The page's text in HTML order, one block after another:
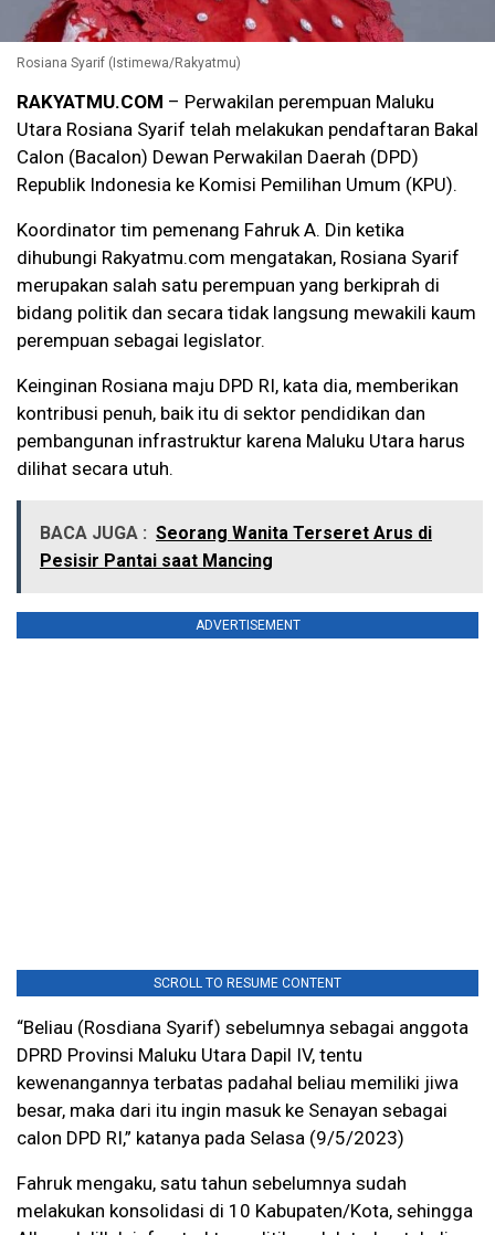
Rosiana Syarif (Istimewa/Rakyatmu)
RAKYATMU.COM – Perwakilan perempuan Maluku
Utara Rosiana Syarif telah melakukan pendaftaran Bakal
Calon (Bacalon) Dewan Perwakilan Daerah (DPD)
Republik Indonesia ke Komisi Pemilihan Umum (KPU).
Koordinator tim pemenang Fahruk A. Din ketika
dihubungi Rakyatmu.com mengatakan, Rosiana Syarif
merupakan salah satu perempuan yang berkiprah di
bidang politik dan secara tidak langsung mewakili kaum
perempuan sebagai legislator.
Keinginan Rosiana maju DPD RI, kata dia, memberikan
kontribusi penuh, baik itu di sektor pendidikan dan
pembangunan infrastruktur karena Maluku Utara harus
dilihat secara utuh.
BACA JUGA : Seorang Wanita Terseret Arus di
Pesisir Pantai saat Mancing
ADVERTISEMENT
SCROLL TO RESUME CONTENT
“Beliau (Rosdiana Syarif) sebelumnya sebagai anggota
DPRD Provinsi Maluku Utara Dapil IV, tentu
kewenangannya terbatas padahal beliau memiliki jiwa
besar, maka dari itu ingin masuk ke Senayan sebagai
calon DPD RI,” katanya pada Selasa (9/5/2023)
Fahruk mengaku, satu tahun sebelumnya sudah
melakukan konsolidasi di 10 Kabupaten/Kota, sehingga